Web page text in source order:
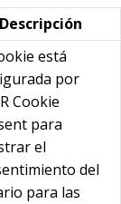
Descripción
está
por
Cookie
para
el
del
para las